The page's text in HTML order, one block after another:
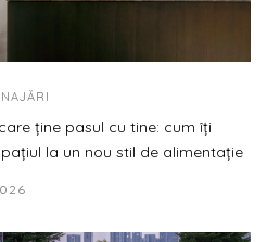
ține pasul cu tine: cum îți
la un nou stil de alimentație